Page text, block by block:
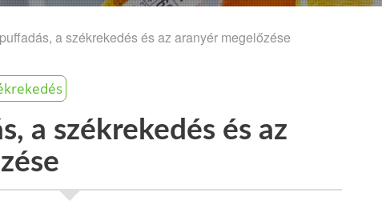
a székrekedés és az aranyér megelőzése
a székrekedés és az